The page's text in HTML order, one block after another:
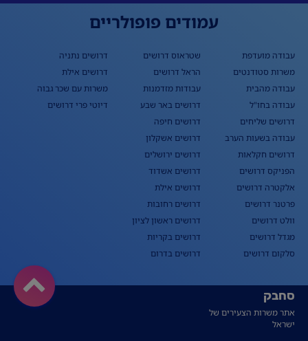
עמודים פופולריים
עבודה מועדפת
משרות סטודנטים
עבודה מהבית
עבודה בחו"ל
דרושים שליחים
עבודה בשעות הערב
דרושים חקלאות
הפניקס דרושים
אלקטרה דרושים
פרטנר דרושים
וולט דרושים
מגדל דרושים
סלקום דרושים
שטראוס דרושים
הראל דרושים
עבודות מזדמנות
דרושים באר שבע
דרושים חיפה
דרושים אשקלון
דרושים ירושלים
דרושים אשדוד
דרושים אילת
דרושים רחובות
דרושים ראשון לציון
דרושים בקריות
דרושים בדרום
דרושים נתניה
דרושים אילת
משרות עם שכר גבוה
דיוטי פרי דרושים
סחבק
אתר משרות הצעירים של
ישראל